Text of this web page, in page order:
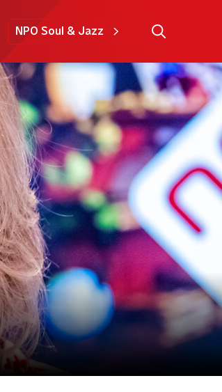
NPO Soul & Jazz